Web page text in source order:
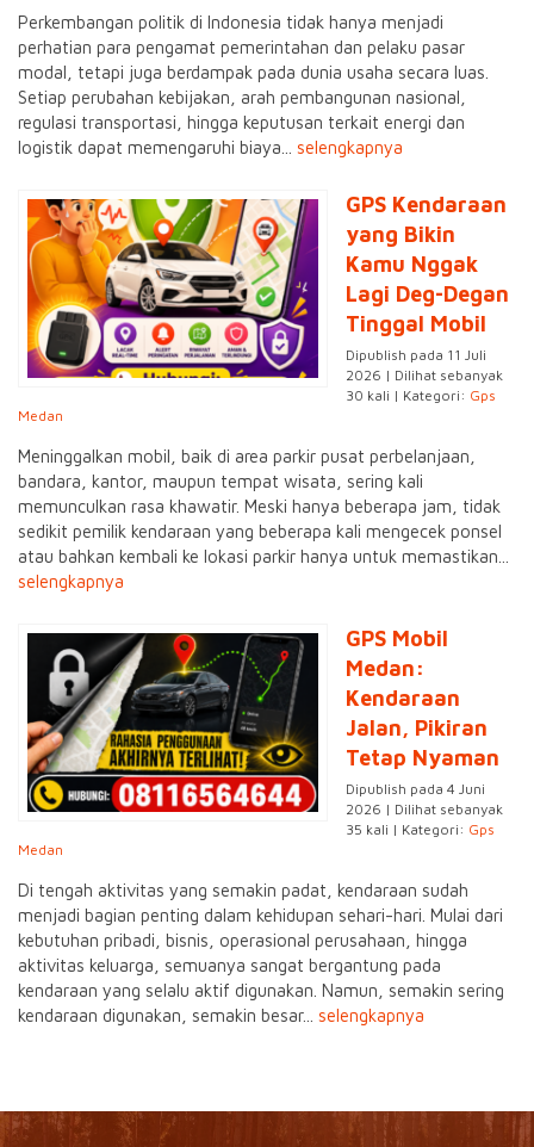
Perkembangan politik di Indonesia tidak hanya menjadi
perhatian para pengamat pemerintahan dan pelaku pasar
modal, tetapi juga berdampak pada dunia usaha secara luas.
Setiap perubahan kebijakan, arah pembangunan nasional,
regulasi transportasi, hingga keputusan terkait energi dan
logistik dapat memengaruhi biaya... selengkapnya
GPS Kendaraan
yang Bikin
Kamu Nggak
Lagi Deg-Degan
Tinggal Mobil
Dipublish pada 11 Juli
2026 | Dilihat sebanyak
30 kali | Kategori: Gps
Medan
Meninggalkan mobil, baik di area parkir pusat perbelanjaan,
bandara, kantor, maupun tempat wisata, sering kali
memunculkan rasa khawatir. Meski hanya beberapa jam, tidak
sedikit pemilik kendaraan yang beberapa kali mengecek ponsel
atau bahkan kembali ke lokasi parkir hanya untuk memastikan...
selengkapnya
GPS Mobil
Medan:
Kendaraan
Jalan, Pikiran
Tetap Nyaman
Dipublish pada 4 Juni
2026 | Dilihat sebanyak
35 kali | Kategori: Gps
Medan
Di tengah aktivitas yang semakin padat, kendaraan sudah
menjadi bagian penting dalam kehidupan sehari-hari. Mulai dari
kebutuhan pribadi, bisnis, operasional perusahaan, hingga
aktivitas keluarga, semuanya sangat bergantung pada
kendaraan yang selalu aktif digunakan. Namun, semakin sering
kendaraan digunakan, semakin besar... selengkapnya